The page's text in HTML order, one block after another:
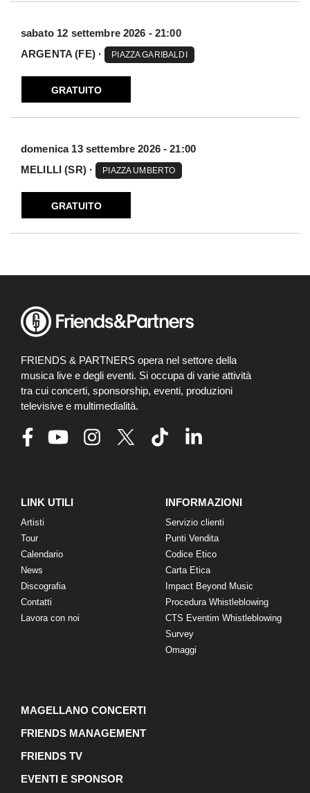
sabato 12 settembre 2026 - 21:00
ARGENTA (FE) ·
PIAZZA GARIBALDI
GRATUITO
domenica 13 settembre 2026 - 21:00
MELILLI (SR) ·
PIAZZA UMBERTO
GRATUITO
FRIENDS & PARTNERS opera nel settore della
musica live e degli eventi. Si occupa di varie attività
tra cui concerti, sponsorship, eventi, produzioni
televisive e multimedialità.
LINK UTILI
Artisti
Tour
Calendario
News
Discografia
Contatti
Lavora con noi
INFORMAZIONI
Servizio clienti
Punti Vendita
Codice Etico
Carta Etica
Impact Beyond Music
Procedura Whistleblowing
CTS Eventim Whistleblowing
Survey
Omaggi
MAGELLANO CONCERTI
FRIENDS MANAGEMENT
FRIENDS TV
EVENTI E SPONSOR